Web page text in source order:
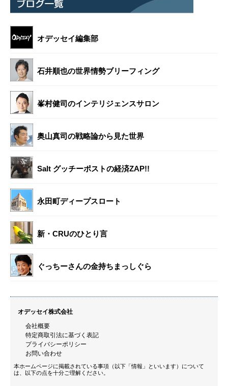
オデッセイ編集部
石井順也の世界情勢ブリーフィング
峯村健司のインテリジェンスサロン
奥山真司の戦略論から見た世界
Salt グッチーポストの経済ZAP!!
永田町ディープスロート
新・CRUのひとり言
ぐっちーさんの金持ちまっしぐら
オデッセイ株式会社
会社概要
特定商取引法に基づく表記
プライバシーポリシー
お問い合わせ
本ホームページに掲載されている事項（以下「情報」といいます）について
は、以下の点を十分ご理解ください。